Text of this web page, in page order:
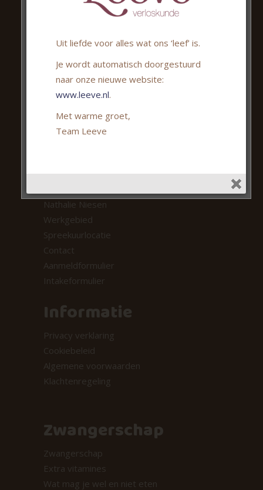
De praktijk
Nathalie Niesen
Werkgebied
Spreekuurlocatie
Contact
Aanmeldformulier
Intakeformulier
Informatie
Privacy verklaring
Cookiebeleid
Algemene voorwaarden
Klachtenregeling
Zwangerschap
Zwangerschap
Extra vitamines
Wat mag je wel en niet eten
Uit liefde voor alles wat ons ‘leef’ is.
Je wordt automatisch doorgestuurd
naar onze nieuwe website:
www.leeve.nl.
Met warme groet,
Team Leeve